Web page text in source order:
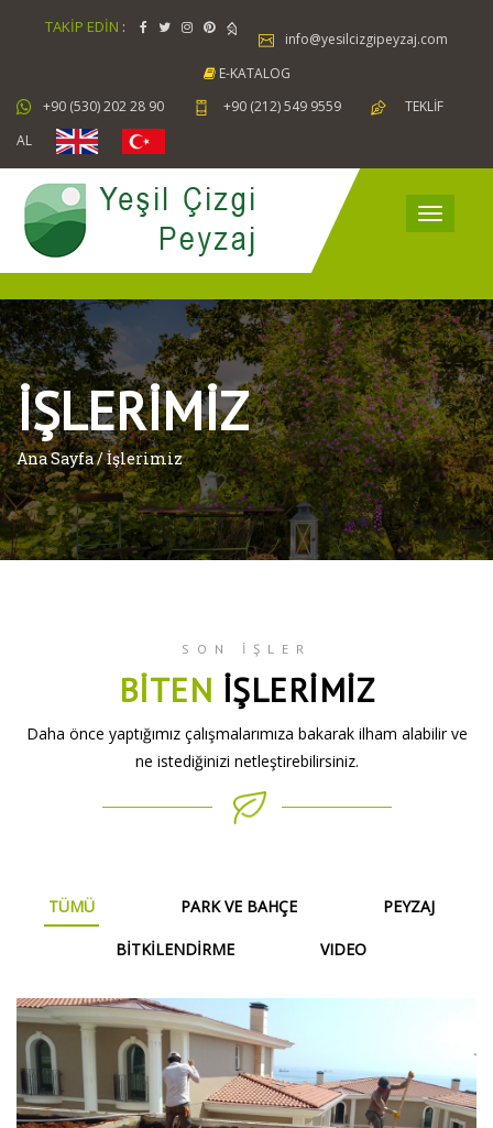
TAKİP EDİN :
info@yesilcizgipeyzaj.com
E-KATALOG
+90 (530) 202 28 90
+90 (212) 549 9559
TEKLİF
AL
İŞLERİMİZ
Ana Sayfa / İşlerimiz
SON İŞLER
BİTEN İŞLERİMİZ
Daha önce yaptığımız çalışmalarımıza bakarak ilham alabilir ve
ne istediğinizi netleştirebilirsiniz.
TÜMÜ PARK VE BAHÇE PEYZAJ
BİTKİLENDİRME VIDEO